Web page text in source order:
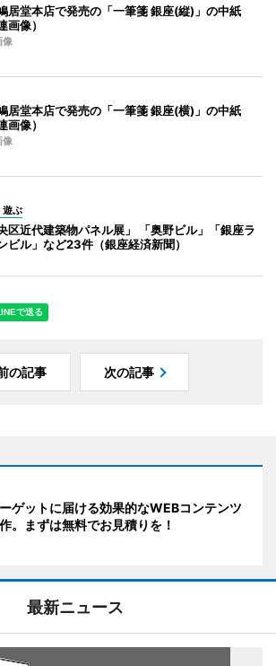
居堂本店で発売の「一筆箋 銀座(縦)」の中紙
画像）
像
居堂本店で発売の「一筆箋 銀座(横)」の中紙
画像）
像
遊ぶ
区近代建築物パネル展」 「奥野ビル」「銀座ラ
ビル」など23件（銀座経済新聞）
の記事 次の記事
ゲットに届ける効果的なWEBコンテンツ
。まずは無料でお見積りを！
最新ニュース